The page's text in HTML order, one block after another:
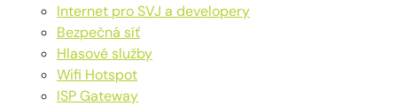
Internet pro SVJ a developery
Bezpečná síť
Hlasové služby
Wifi Hotspot
ISP Gateway